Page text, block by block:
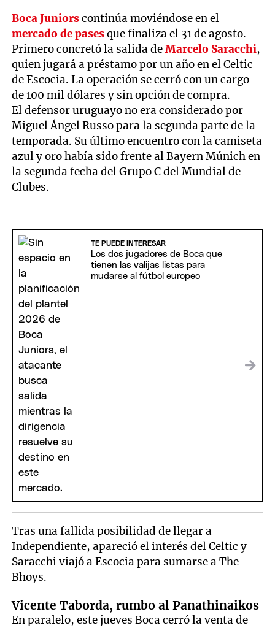
Boca Juniorscontinúa moviéndose en el
mercado de pasesque finaliza el 31 de agosto.
Primero concretó la salida deMarcelo Saracchi,
quien jugará a préstamo por un año en el Celtic
de Escocia. La operación se cerró con un cargo
de 100 mil dólares y sin opción de compra.
El defensor uruguayo no era considerado por
Miguel Ángel Russo para la segunda parte de la
temporada. Su último encuentro con la camiseta
azul y oro había sido frente al Bayern Múnich en
la segunda fecha del Grupo C del Mundial de
Clubes.
TE PUEDE INTERESAR
Los dos jugadores de Boca que
tienen las valijas listas para
mudarse al fútbol europeo
Tras una fallida posibilidad de llegar a
Independiente, apareció el interés del Celtic y
Saracchi viajó a Escocia para sumarse a The
Bhoys.
Vicente Taborda, rumbo al Panathinaikos
En paralelo, este jueves Boca cerró la venta de